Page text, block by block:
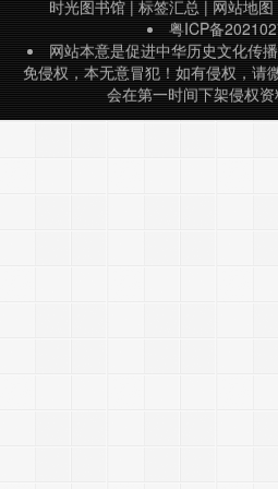
史与*建】(2009年……
时光图书馆 | 标签汇总 | 网站地图
粤ICP备
网站本意是促进中华历史文化传
免侵权，本无意冒犯！如有侵权，请
会在第一时间下架侵权资